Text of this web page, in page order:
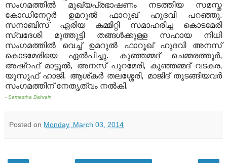
സംഗമത്തില്‍ മുഖ്യപ്രഭാഷണം നടത്തിയ സമസ്ത
കോഡിനേറ്റര്‍ ഉമറുല്‍ ഫാറൂഖ് ഹുദവി പറഞ്ഞു.
സനാബിസ് ഏരിയ കമ്മിറ്റി സമാഹരിച്ച കൊടമേരി
സ്വദേശി മുത്തുട്ടി തങ്ങള്‍ക്കുള്ള സഹായ നിധി
സംഗമത്തില്‍ വെച്ച് ഉമറുല്‍ ഫാറൂഖ് ഹുദവി അനസ്
കൊടമേരിയെ ഏല്‍പിച്ചു. കുഞ്ഞമ്മദ് ചെമ്മരത്തൂര്‍,
അഷ്‌റഫ് മാട്ടൂല്‍, അനസ് പുറമേരി, കുഞ്ഞമ്മദ് വടകര,
യൂസുഫ് ഹാജി, ആശ്കര്‍ തലശ്ശേരി, മാജിദ് തുടങ്ങിയവര്‍
സംഗമത്തിന് നേതൃത്വം നല്‍കി.
- Samastha Bahrain
Posted on Monday, March 03, 2014